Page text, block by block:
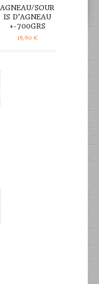
AGNEAU/SOUR
IS D’AGNEAU
+-700GRS
19,90 €